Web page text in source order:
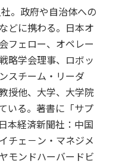
。政府や自治体への
どに携わる。日本オ
フェロー、オペレー
略学会理事、ロボッ
スチーム・リーダ
授他、大学、大学院
いる。著書に「サプ
本経済新聞社：中国
チェ－ン・マネジメ
モンドハーバードビ